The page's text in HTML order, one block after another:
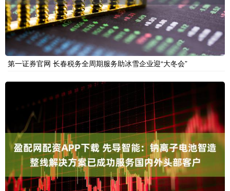
第一证券官网 长春税务全周期服务助冰雪企业迎“大冬会”